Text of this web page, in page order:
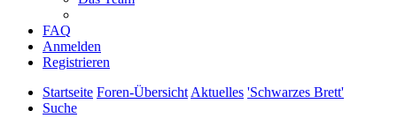
FAQ
Anmelden
Registrieren
Startseite Foren-ÜbersichtAktuelles 'Schwarzes Brett'
Suche